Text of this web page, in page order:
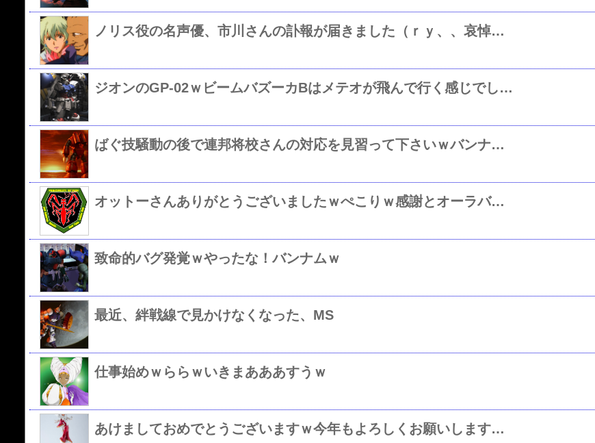
ノリス役の名声優、市川さんの訃報が届きました（ｒｙ、、哀悼の意を表し、黙祷
ジオンのGP-02ｗビームバズーカBはメテオが飛んで行く感じでしたｗ
ばぐ技騒動の後で連邦将校さんの対応を見習って下さいｗバンナムさんｗ
オットーさんありがとうございましたｗぺこりｗ感謝とオーラバトラーを添えてうｐしますうｗ
致命的バグ発覚ｗやったな！バンナムｗ
最近、絆戦線で見かけなくなった、MS
仕事始めｗららｗいきまあああすうｗ
あけましておめでとうございますｗ今年もよろしくお願いしますｗｍ（＿＿）ｍ